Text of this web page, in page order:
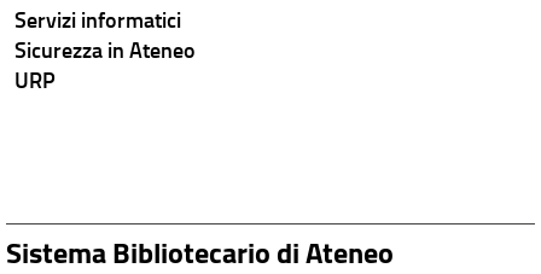
Servizi informatici
Sicurezza in Ateneo
URP
Sistema Bibliotecario di Ateneo